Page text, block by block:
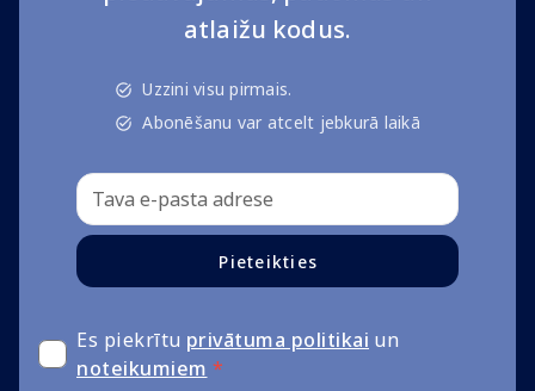
atlaižu kodus.
Uzzini visu pirmais.
Abonēšanu var atcelt jebkurā laikā
Pieteikties
Es piekrītu privātuma politikai un
noteikumiem *